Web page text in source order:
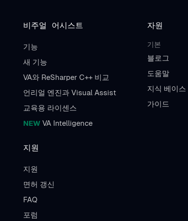
비주얼 어시스트
기능
새 기능
VA와 ReSharper C++ 비교
언리얼 엔진과 Visual Assist
교육용 라이센스
NEW VA Intelligence
자원
기본
블로그
도움말
지식 베이스
가이드
지원
지원
면허 갱신
FAQ
포럼